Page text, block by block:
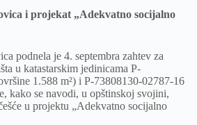
i projekat „Adekvatno socijalno
podnela je 4. septembra zahtev za
u katastarskim jedinicama P-
1.588 m²) i P-73808130-02787-16
kako se navodi, u opštinskoj svojini,
u projektu „Adekvatno socijalno